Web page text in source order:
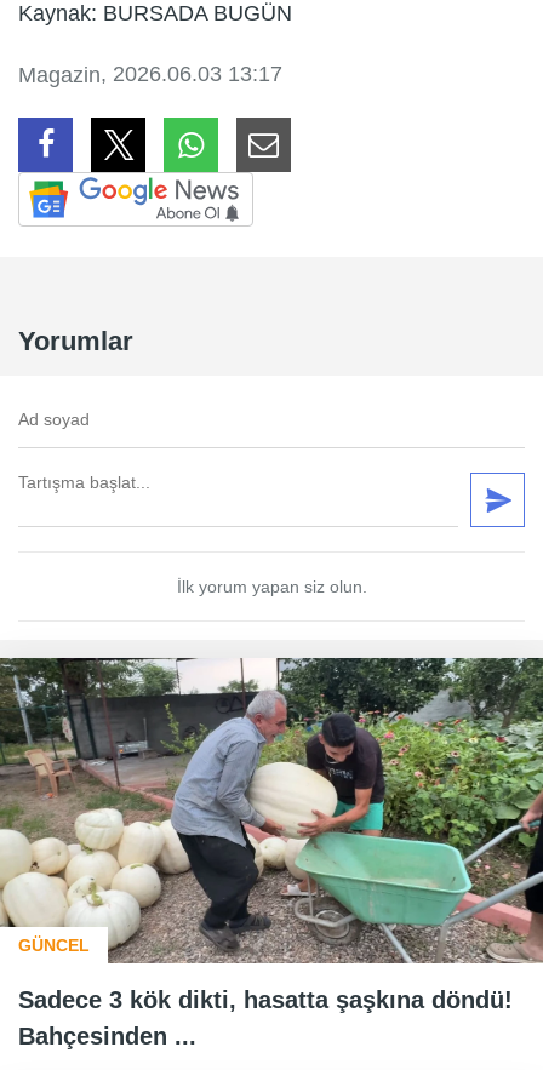
Kaynak: BURSADA BUGÜN
Magazin, 2026.06.03 13:17
Yorumlar
İlk yorum yapan siz olun.
GÜNCEL
Sadece 3 kök dikti, hasatta şaşkına döndü!
Bahçesinden ...